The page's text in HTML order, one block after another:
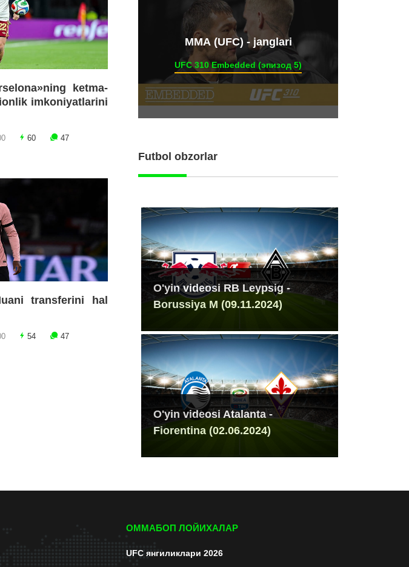
ketma-
imkoniyatlarini
60 47
transferini hal
54 47
ММА (UFC) - janglari
UFC 310 Embedded (эпизод 5)
Futbol obzorlar
O'yin videosi RB Leypsig -
Borussiya M (09.11.2024)
O'yin videosi Atalanta -
Fiorentina (02.06.2024)
ОММАБОП ЛОЙИХАЛАР
UFC янгиликлари 2026